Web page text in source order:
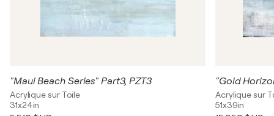
"Maui Beach Series" Part3, PZT3
Acrylique sur Toile
31x24in
"Gold
Acrylique sur
51x39in